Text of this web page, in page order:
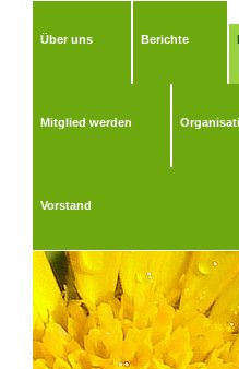
Über uns Berichte
Mitglied werden
Vorstand